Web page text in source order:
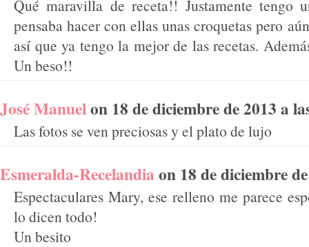
Qué maravilla de receta!! Justamente tengo
pensaba hacer con ellas unas croquetas pero
así que ya tengo la mejor de las recetas.
Un beso!!
José Manuelon 18 de diciembre de 2013 a
Las fotos se ven preciosas y el plato de lujo
Esmeralda-Recelandia on 18 de diciembre
Espectaculares Mary, ese relleno me parece
lo dicen todo!
Un besito